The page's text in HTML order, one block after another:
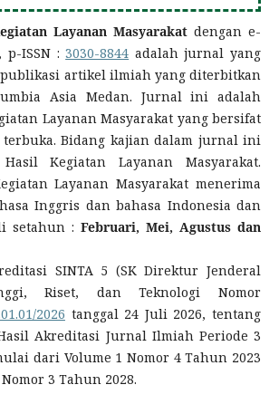
Layanan Masyarakatdengan e-
, p-ISSN :3030-8844 adalah jurnal yang
artikel ilmiah yang diterbitkan
Asia Medan. Jurnal ini adalah
Layanan Masyarakat yang bersifat
Bidang kajian dalam jurnal ini
Kegiatan Layanan Masyarakat.
Layanan Masyarakat menerima
Inggris dan bahasa Indonesia dan
setahun :Februari, Mei, Agustus dan
SINTA 5 (SK Direktur Jenderal
Riset, dan Teknologi Nomor
2026 tanggal 24 Juli 2026, tentang
Akreditasi Jurnal Ilmiah Periode 3
dari Volume 1 Nomor 4 Tahun 2023
3 Tahun 2028.